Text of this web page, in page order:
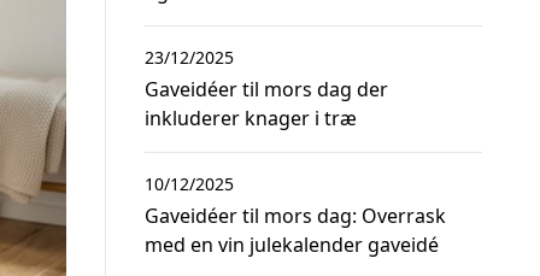
Gaveidéer til mors dag der
inkluderer knager i træ
23/12/2025
Gaveidéer til mors dag: Overrask
med en vin julekalender gaveidé
10/12/2025